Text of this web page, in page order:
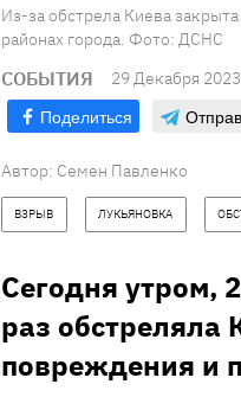
Из-за обстрела Киева
районах города. Фото: ДСНС
СОБЫТИЯ 29 Декабря
Поделиться
Автор: Семен Павленко
ВЗРЫВ ЛУКЬЯНОВКА
Сегодня утром,
раз обстреляла
повреждения и